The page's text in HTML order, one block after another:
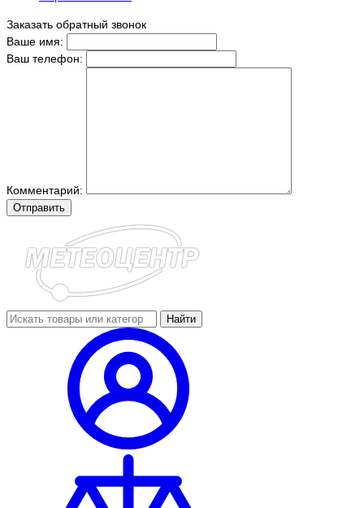
Заказать обратный звонок
Ваше имя:
Ваш телефон:
Комментарий:
Отправить
Найти